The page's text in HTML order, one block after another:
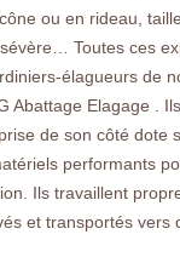
ou en rideau,
Toutes ces
élagueurs de
Abattage Elagage .
de son côté dote
performants
Ils travaillent
et transportés vers